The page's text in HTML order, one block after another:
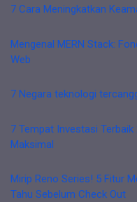
7 Cara Meningkatkan
Mengenal MERN Stack:
Web
7 Negara teknologi
7 Tempat Investasi
Maksimal
Mirip Reno Series! 5 Fitur
Tahu Sebelum Check Out